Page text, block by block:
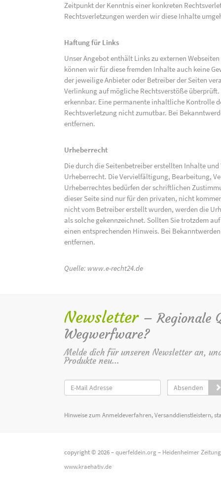
Zeitpunkt der Kenntnis einer konkreten
Rechtsverletzungen werden wir diese Inhalte
Haftung für Links
Unser Angebot enthält Links zu externen
können wir für diese fremden Inhalte auch keine
der jeweilige Anbieter oder Betreiber der Seiten
Verlinkung auf mögliche Rechtsverstöße
erkennbar. Eine permanente inhaltliche Kontrolle
Rechtsverletzung nicht zumutbar. Bei
entfernen.
Urheberrecht
Die durch die Seitenbetreiber erstellten Inhalte
Urheberrecht. Die Vervielfältigung, Bearbeitung,
Urheberrechtes bedürfen der schriftlichen
dieser Seite sind nur für den privaten, nicht
nicht vom Betreiber erstellt wurden, werden die
als solche gekennzeichnet. Sollten Sie trotzdem
einen entsprechenden Hinweis. Bei
entfernen.
Quelle: www.e-recht24.de
Newsletter – Regionale
Wegwerfware?
Melde dich für unseren Newsletter an,
Produkte neu...
Absenden
Hinweise zum Anmeldeverfahren, Versanddienstleistern,
copyright © 2026 –querfeldein.org– Heidenheimer
www.kraehativ.de